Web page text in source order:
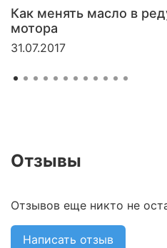
Как менять масло в
мотора
31.07.2017
Отзывы
Отзывов еще никто не
Написать отзыв